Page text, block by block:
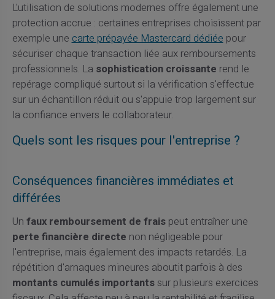
L'utilisation de solutions modernes offre également une
protection accrue : certaines entreprises choisissent par
exemple unecarte prépayée Mastercard dédiéepour
sécuriser chaque transaction liée aux remboursements
professionnels. La sophistication croissante rend le
repérage compliqué surtout si la vérification s'effectue
sur un échantillon réduit ou s'appuie trop largement sur
la confiance envers le collaborateur.
Quels sont les risques pour l'entreprise ?
Conséquences financières immédiates et
différées
Un faux remboursement de fraispeut entraîner une
perte financière directe non négligeable pour
l'entreprise, mais également des impacts retardés. La
répétition d'arnaques mineures aboutit parfois à des
montants cumulés importantssur plusieurs exercices